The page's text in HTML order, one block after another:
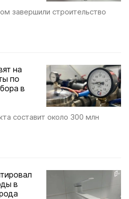
завершили строительство
на
по
в
составит около 300 млн
в